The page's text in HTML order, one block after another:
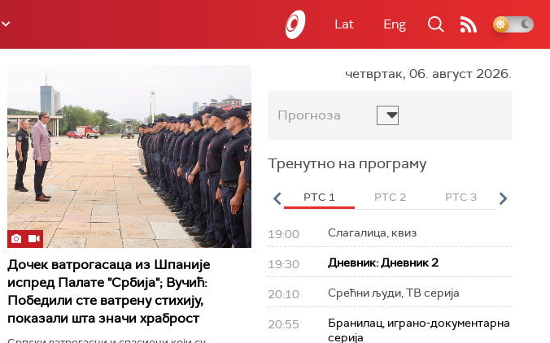
Lat Eng
Дочек ватрогасаца из Шпаније
испред Палате "Србија"; Вучић:
Победили сте ватрену стихију,
показали шта значи храброст
четвртак, 06. август 2026.
Прогноза
Тренутно на програму
РТС 3 РТС Свет РТС HD РТС 1 РТС 2 РТС 3 РТС
19:00 Слагалица, квиз
19:30 Дневник: Дневник 2
20:10 Срећни људи, ТВ серија
20:55
Бранилац, играно-документарна
серија